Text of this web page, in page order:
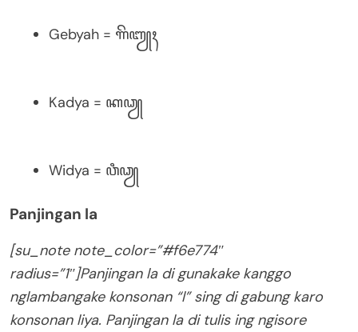
Gebyah = ꦒꦼꦧꦾꦃ
Kadya = ꦏꦣꦾ
Widya = ꦮꦶꦣꦾ
Panjingan la
[su_note note_color=”#f6e774″
radius=”1″]Panjingan la di gunakake kanggo
nglambangake konsonan “l” sing di gabung karo
konsonan liya. Panjingan la di tulis ing ngisore